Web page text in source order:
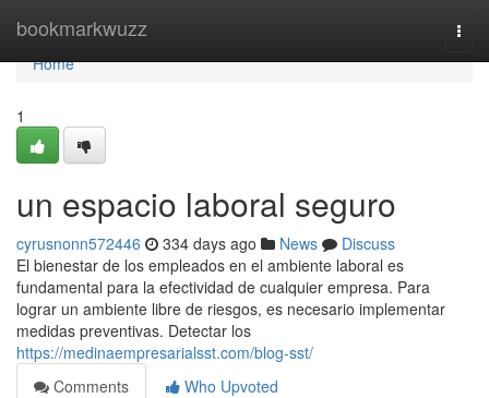
bookmarkwuzz
Home
Home
1
un espacio laboral seguro
cyrusnonn572446 334 days ago News
Discuss
El bienestar de los empleados en el ambiente laboral es
fundamental para la efectividad de cualquier empresa. Para
lograr un ambiente libre de riesgos, es necesario implementar
medidas preventivas. Detectar los
https://medinaempresarialsst.com/blog-sst/
Comments
Who Upvoted